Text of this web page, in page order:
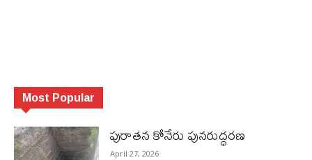
Most Popular
పురాత‌న కోనేరు పున‌రుద్ధ‌ర‌ణ
April 27, 2026